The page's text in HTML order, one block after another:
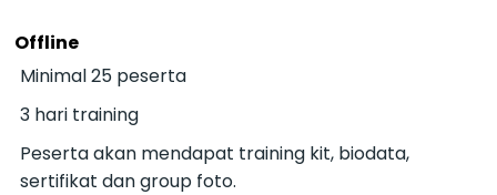
Offline
Minimal 25 peserta
3 hari training
Peserta akan mendapat training kit, biodata,
sertifikat dan group foto.